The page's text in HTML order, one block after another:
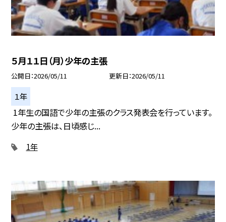
５月１１日（月）少年の主張
公開日 2026/05/11 更新日 2026/05/11
１年
1年生の国語で少年の主張のクラス発表会を行っています。
少年の主張は、日頃感じ...
1年